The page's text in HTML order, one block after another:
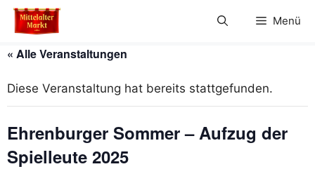
Zum
Inhalt
Menü
« Alle Veranstaltungen
Diese Veranstaltung hat bereits stattgefunden.
Ehrenburger Sommer – Aufzug der
Spielleute 2025